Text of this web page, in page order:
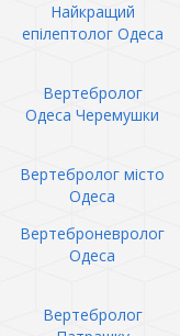
Найкращий
епілептолог Одеса
Вертебролог
Одеса Черемушки
Вертебролог місто
Одеса
Вертеброневролог
Одеса
Вертебролог